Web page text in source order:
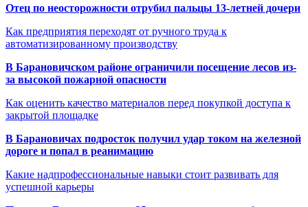
Отец по неосторожности отрубил пальцы 13-летней дочери
Как предприятия переходят от ручного труда к
автоматизированному производству
В Барановичском районе ограничили посещение лесов из-
за высокой пожарной опасности
Как оценить качество материалов перед покупкой доступа к
закрытой площадке
В Барановичах подросток получил удар током на железной
дороге и попал в реанимацию
Какие надпрофессиональные навыки стоит развивать для
успешной карьеры